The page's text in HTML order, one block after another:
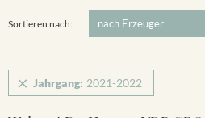
Winklerberg Hinter Winklen
Sortieren nach:
Jahrgang: 2021-2022